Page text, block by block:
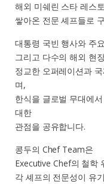
해외 미쉐린 스타 레스
쌓아온 전문 셰프들로
대통령 국빈 행사와 주
그리고 다수의 해외 현
정교한 오퍼레이션과
며,
한식을 글로벌 무대에
대한
관점을 공유합니다.
콩두의 Chef Team은
Executive Chef의 철학
각 셰프의 전문성이 유